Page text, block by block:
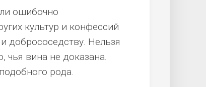
ошибочно
культур и конфессий
добрососедству. Нельзя
чья вина не доказана.
рода.